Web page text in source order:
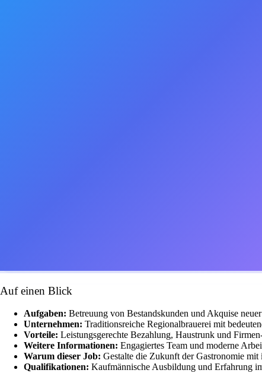
Auf einen Blick
Aufgaben: Betreuung von Bestandskunden und Akquise
Unternehmen: Traditionsreiche Regionalbrauerei mit
Vorteile: Leistungsgerechte Bezahlung, Haustrunk und
Weitere Informationen: Engagiertes Team und moderne
Warum dieser Job: Gestalte die Zukunft der Gastronomie
Qualifikationen: Kaufmännische Ausbildung und Erfahrung